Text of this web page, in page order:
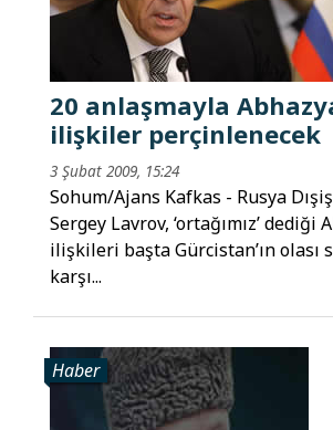
20 anlaşmayla
ilişkiler perçinlenecek
3 Şubat 2009, 15:24
Sohum/Ajans Kafkas - Rusya
Sergey Lavrov, ‘ortağımız’ dediği
ilişkileri başta Gürcistan’ın olası
karşı...
Haber